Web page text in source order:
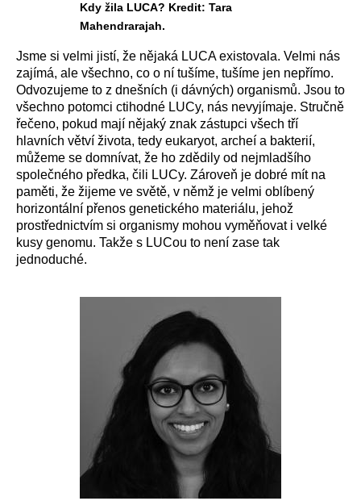
Kdy žila LUCA? Kredit: Tara
Mahendrarajah.
Jsme si velmi jistí, že nějaká LUCA existovala. Velmi nás
zajímá, ale všechno, co o ní tušíme, tušíme jen nepřímo.
Odvozujeme to z dnešních (i dávných) organismů. Jsou to
všechno potomci ctihodné LUCy, nás nevyjímaje. Stručně
řečeno, pokud mají nějaký znak zástupci všech tří
hlavních větví života, tedy eukaryot, archeí a bakterií,
můžeme se domnívat, že ho zdědily od nejmladšího
společného předka, čili LUCy. Zároveň je dobré mít na
paměti, že žijeme ve světě, v němž je velmi oblíbený
horizontální přenos genetického materiálu, jehož
prostřednictvím si organismy mohou vyměňovat i velké
kusy genomu. Takže s LUCou to není zase tak
jednoduché.